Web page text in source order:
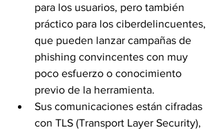
para los usuarios, pero también
práctico para los ciberdelincuentes,
que pueden lanzar campañas de
phishing convincentes con muy
poco esfuerzo o conocimiento
previo de la herramienta.
Sus comunicaciones están cifradas
con TLS (Transport Layer Security),